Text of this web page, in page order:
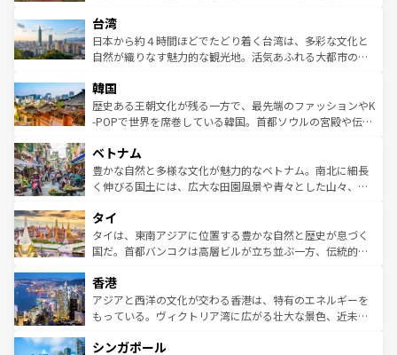
ならではの贅沢な旅のスタイルだ。 なお、新着のアメリカ
情報はコンテンツ一覧を参照してほしい。
れるおもてなしの心で訪れる人々を迎えてくれるハワイの
人々、おいしいローカルフードやハワイアンミュージッ
ク、伝統的なフラダンスなど、すべてがハワイの魅力を彩
ワイを、存分に味わってほしい。 なお、新着のハワイ情報
はコンテンツ一覧を参照してほしい。
リアリーフや大陸中央部にそびえるウルル（エアーズロッ
ク）、タスマニアの美しい原生林やケアンズの熱帯雨林な
ど、見どころがたくさん。また、カフェやワイン、オージ
いる。アクティビティも充実しており、サーフィンやダイ
ビング、ハイキングなど、アウトドア好きにはたまらな
い。オーストラリアの多彩な魅力を存分に味わいつくそ
参照してほしい。
台湾
日本から約４時間ほどでたどり着く台湾は、多彩な文化と
自然が織りなす魅力的な観光地。活気あふれる大都市の台
ン）、静ひつな山岳地帯である台湾東部など、都市の喧騒
と山間の静けさが共存しており、訪れる人に新しい発見と
驚きをもたらしてくれる。また、奥深い台湾の食文化も魅
容にもいいと評判のスイーツなど、バラエティ豊かな料理
が味わえる。 なお、新着の台湾情報は コンテンツ一覧を参
照してほしい。
韓国
歴史ある王朝文化が残る一方で、最先端のファッションやK
-POPで世界を席巻している韓国。首都ソウルの宮殿や伝統
き、地方に足を延ばせば四季折々の自然美を楽しむことが
できる。そして、キムチや焼肉、絶品のストリートフード
まで、さまざまな韓国料理が待っている。夜には、韓国な
リティに包まれながら、韓国の多彩な魅力を心ゆくまで味
わってみてほしい。 なお、新着の韓国情報はコンテンツ一
覧を参照してほしい。
ベトナム
豊かな自然と多様な文化が魅力的なベトナム。南北に細長
く伸びる国土には、広大な田園風景や青々とした山々、世
急速な発展と共に伝統が息づく。ハノイの古い町並みやホ
ーチミン市のフランス統治時代の建物も、独特の雰囲気を
醸し出している。また、バラエティの豊かさとおいしさで
とつ。フォーやバインミー、ベトナムコーヒーなどは、ぜ
ひ現地で味わいたい。どの地域を訪れてもあたたかい人々
が旅行者を迎えてくれるので、きっと忘れられない旅にな
参照してほしい。
タイ
タイは、東南アジアに位置する豊かな自然と歴史が息づく
国だ。首都バンコクは高層ビルが立ち並ぶ一方、伝統的な
の活気が交差している。北部ではチェンマイなどの山岳地
帯で自然と触れ合い、南部ではプーケットやクラビの美し
いビーチでリゾート気分を楽しむことができる。タイ料理
激する。気候は一年中温暖で、どの季節にも異なる楽しみ
香港
アジアと西洋の文化が交わる香港は、特有のエネルギーを
もっている。ヴィクトリア湾に広がる壮大な景色、近未来
み、どこを訪れても感動するはず。観光スポットが密集し
シンガポール